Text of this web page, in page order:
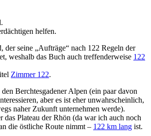
helfen.
der seine „Aufträge“ nach 122 Regeln der
weshalb das Buch auch treffenderweise 122
Zimmer 122.
den Berchtesgadener Alpen (ein paar davon
aber es ist eher unwahrscheinlich,
naher Zukunft unternehmen werde).
das Plateau der Rhön (da war ich auch noch
die östliche Route nimmt – 122 km lang ist.